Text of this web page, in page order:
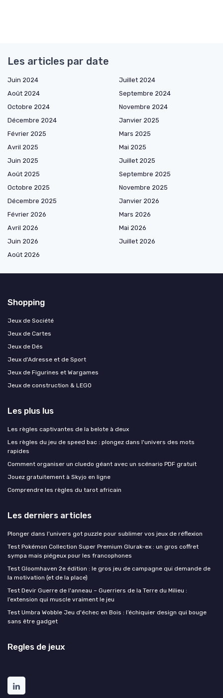
Les articles par date
Juin 2024
Juillet 2024
Août 2024
Septembre 2024
Octobre 2024
Novembre 2024
Décembre 2024
Janvier 2025
Février 2025
Mars 2025
Avril 2025
Mai 2025
Juin 2025
Juillet 2025
Août 2025
Septembre 2025
Octobre 2025
Novembre 2025
Décembre 2025
Janvier 2026
Février 2026
Mars 2026
Avril 2026
Mai 2026
Juin 2026
Juillet 2026
Août 2026
Shopping
Jeux de Société
Jeux de Cartes
Jeux de Dés
Jeux d'Adresse et de Sport
Jeux de Figurines et Wargames
Jeux de construction & LEGO
Les plus lus
Les règles captivantes de la belote à deux
Les règles du jeu de speed bac : plongez dans l'univers des mots
rapides
Comment organiser un cluedo géant avec un scénario PDF gratuit
Jouez gratuitement à Skyjo en ligne
Comprendre les règles du tarot africain
Les derniers articles
Plonger dans l’univers got puzzle pour sublimer vos jeux de réflexion
Test Pokémon Collection Super Premium Glurak-ex : un gros coffret
sympa mais piégeux pour les francophones
Test Gloomhaven 2e édition : le gros jeu de campagne qui demande de
la motivation (et de la place)
Test Devir Guerre de l'anneau – Guerriers de la Terre du Milieu :
l’extension qui muscle vraiment le jeu
Test Umbra Wobble Jeu d'échec en Bois : l’échiquier design qui bouge
sans être gadget
Regles de jeux